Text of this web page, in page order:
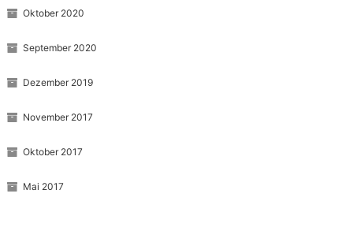
Oktober 2020
September 2020
Dezember 2019
November 2017
Oktober 2017
Mai 2017